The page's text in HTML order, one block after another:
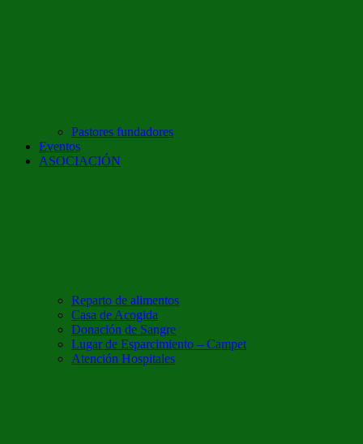
Pastores fundadores
Eventos
ASOCIACIÓN
Reparto de alimentos
Casa de Acogida
Donación de Sangre
Lugar de Esparcimiento – Campet
Atención Hospitales